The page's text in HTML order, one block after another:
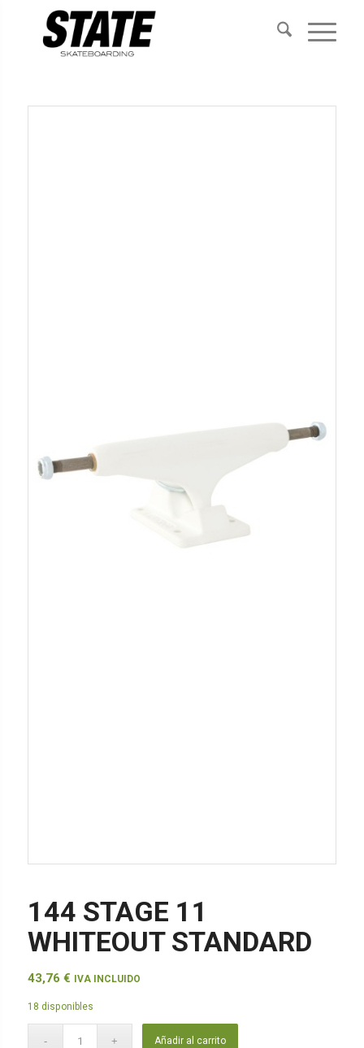
144 STAGE 11
WHITEOUT STANDARD
43,76 € IVA INCLUIDO
18 disponibles
Añadir al carrito